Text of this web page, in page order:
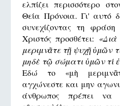
ελπίζει περισσότερο
Θεία Πρόνοια. Γι' αυτό
συνεχίζοντας τη
Χριστός προσθέτει:
μεριμνᾶτε τῇ ψυχῇ ὑμῶν
μηδὲ τῷ σώματι ὑμῶν τί
Εδώ το «μὴ
αγχώνεστε και μην
άνθρωπος πρέπει να